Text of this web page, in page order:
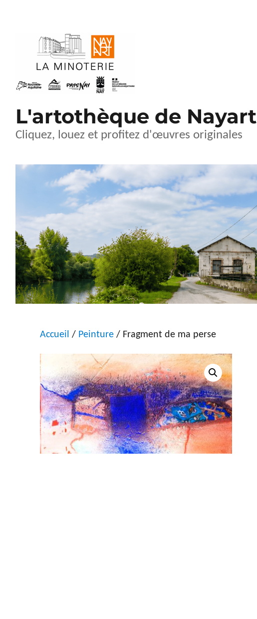
L'artothèque de Nayart
Cliquez, louez et profitez d'œuvres originales
Accueil / Peinture / Fragment de ma perse